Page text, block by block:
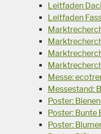
Leitfaden
Leitfaden
Messe:
Messestand:
Poster:
Poster: Bunte
Poster: